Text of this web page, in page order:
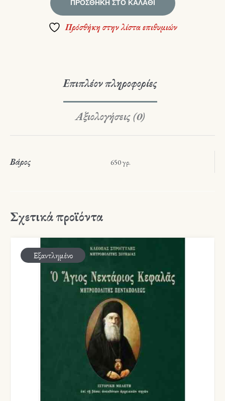
ΠΡΟΣΘΉΚΗ ΣΤΟ ΚΑΛΆΘΙ
Πρόσθήκη στην λίστα επιθυμιών
Επιπλέον πληροφορίες
Αξιολογήσεις (0)
Βάρος 650 γρ.
Σχετικά προϊόντα
Εξαντλημένο